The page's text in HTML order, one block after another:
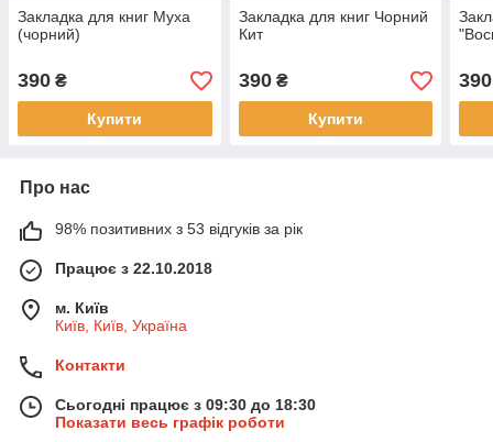
Закладка для книг Муха
(чорний)
390 ₴
Купити
Закладка для книг Чорний
Кит
390₴
Купити
390
Про нас
98% позитивних з 53 відгуків за рік
Працює з 22.10.2018
м. Київ
Київ, Київ, Україна
Контакти
Сьогодні працює з 09:30 до 18:30
Показати весь графік роботи